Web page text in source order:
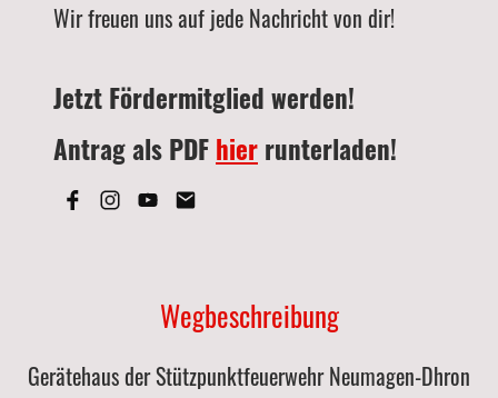
Wir freuen uns auf jede Nachricht von dir!
Jetzt Fördermitglied werden!
Antrag als PDF hier runterladen!
Wegbeschreibung
Gerätehaus der Stützpunktfeuerwehr Neumagen-Dhron